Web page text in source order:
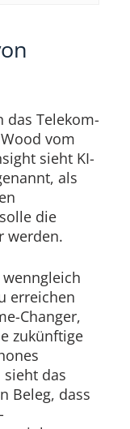
das Telekom-
vom
sieht KI-
als
die
werden.
erreichen
Changer,
zukünftige
das
Beleg, dass